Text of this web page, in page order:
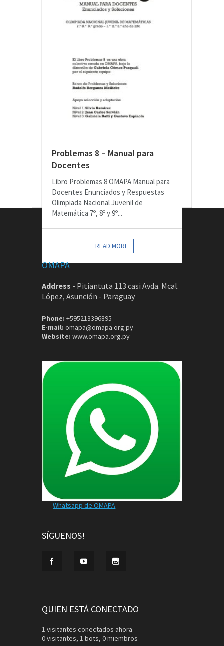
Problemas 8 – Manual para
Docentes
Libro Problemas 8 OMAPA Manual para
Docentes Enunciados y Respuestas
Olimpiada Nacional Juvenil de
Matemática 7º, 8º y 9º...
READ MORE
OMAPA
Address - Pitiantuta 113 casi Avda. Mcal.
López, Asunción - Paraguay
Phone: +595213396895
E-mail: omapa@omapa.org.py
Website: www.omapa.org.py
Whatsapp de OMAPA
SÍGUENOS!
QUIEN ESTÁ CONECTADO
1 visitantes conectados ahora
0 visitantes, 1 bots, 0 miembros